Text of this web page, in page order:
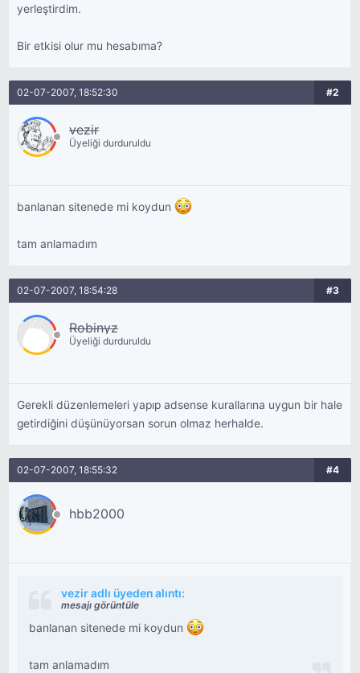
yerleştirdim.
Bir etkisi olur mu hesabıma?
02-07-2007, 18:52:30 #2
vezir
Üyeliği durduruldu
banlanan sitenede mi koydun
tam anlamadım
02-07-2007, 18:54:28 #3
Robinyz
Üyeliği durduruldu
Gerekli düzenlemeleri yapıp adsense kurallarına uygun bir hale
getirdiğini düşünüyorsan sorun olmaz herhalde.
02-07-2007, 18:55:32 #4
hbb2000
vezir adlı üyeden alıntı:
mesajı görüntüle
banlanan sitenede mi koydun
tam anlamadım